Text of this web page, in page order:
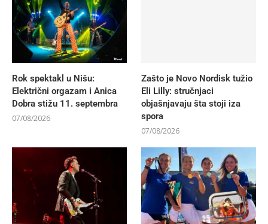
Rok spektakl u Nišu:
Električni orgazam i Anica
Dobra stižu 11. septembra
07/08/2026
Zašto je Novo Nordisk tužio
Eli Lilly: stručnjaci
objašnjavaju šta stoji iza
spora
07/08/2026